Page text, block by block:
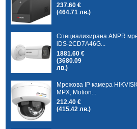
237.60 €
(464.71 лв.)
Специализирана ANPR
iDS-2CD7A46G...
1881.60 €
(3680.09
лв.)
Мрежова IP камера
MPX, Motion...
212.40 €
(415.42 лв.)